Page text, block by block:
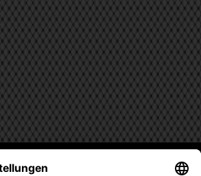
KOSTENLOSEN DHB-FANSHOP